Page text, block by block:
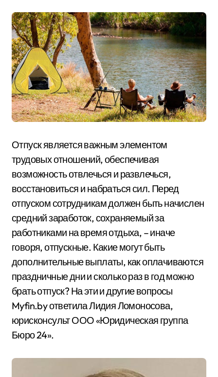
Отпуск является важным элементом
трудовых отношений, обеспечивая
возможность отвлечься и развлечься,
восстановиться и набраться сил. Перед
отпуском сотрудникам должен быть начислен
средний заработок, сохраняемый за
работниками на время отдыха, – иначе
говоря, отпускные. Какие могут быть
дополнительные выплаты, как оплачиваются
праздничные дни и сколько раз в год можно
брать отпуск? На эти и другие вопросы
Myfin.by ответила Лидия Ломоносова,
юрисконсульт ООО «Юридическая группа
Бюро 24».